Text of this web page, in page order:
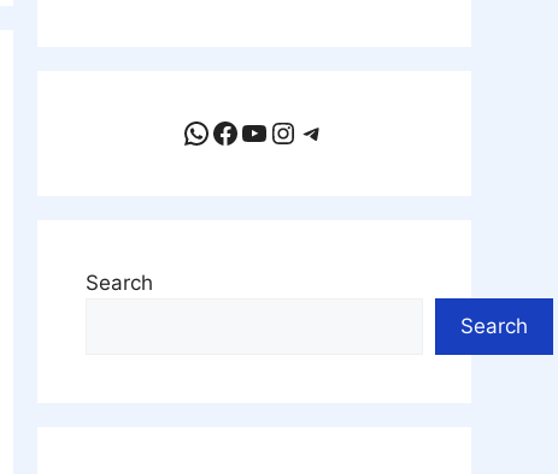
WhatsApp
Facebook
YouTube
Instagram
Telegram
Search
Search